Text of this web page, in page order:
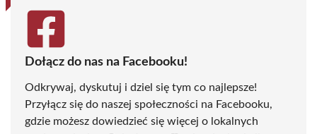
Dołącz do nas na Facebooku!
Odkrywaj, dyskutuj i dziel się tym co najlepsze!
Przyłącz się do naszej społeczności na Facebooku,
gdzie możesz dowiedzieć się więcej o lokalnych